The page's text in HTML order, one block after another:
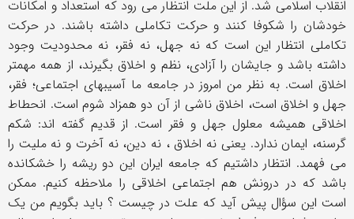
انقلاب اسلامی شد. از این ملت انتظار می رود که استعداد و امکانات
خودشان را شکوفا کنند و حرکت تکاملی داشته باشند. در حرکت
تکاملی انتظار این است که نه جهل، نه فقر، نه محدودیت وجود
داشته باشد و جایشان را آزادی، نظم و اخلاق بگیرند، از همه مهمتر
اخلاق است. به نظر من امروز در جامعه ما آسیبهای اجتماعی؛ فقر،
جهل و اخلاق است، اخلاق ناشی از آن دو همزاد شوم است. انحطاط
اخلاقی همیشه معلول جهل و فقر است. از قدیم گفته اند: شکم
گرسنه، ایمان ندارد. یعنی نه اخلاق ، نه دین، نه آخرت و نه ملیت را
می فهمد. انتظار داشتیم که جامعه ایران این دو ریشه را خشکانده
باشد که در درونش هم اجتماعی اخلاقی را ملاحظه کنیم. ممکن
است این سؤال پیش آید که علت در چیست ؟ باید بگویم من یک